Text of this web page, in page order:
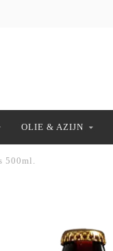
OLIE & AZIJN
500ml.